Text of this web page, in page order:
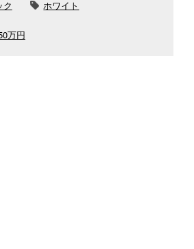
ク ホワイト
万円